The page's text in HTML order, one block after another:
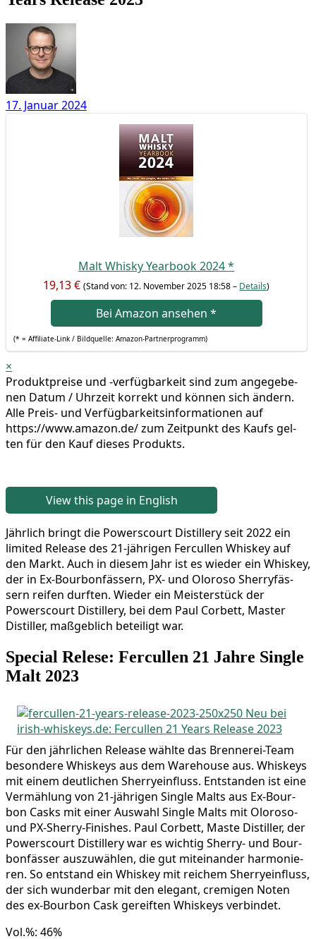
17. Januar 2024
Malt Whis­ky Year­book 2024*
19,13 € (Stand von: 12. Novem­ber 2025 18:58 – Details)
Bei Ama­zon anse­hen*
(* = Affi­lia­te-Link / Bild­quel­le: Amazon-Partnerprogramm)
×
Pro­dukt­prei­se und ‑ver­füg­bar­keit sind zum ange­ge­be­
nen Datum / Uhr­zeit kor­rekt und kön­nen sich ändern.
Alle Preis- und Ver­füg­bar­keits­in­for­ma­tio­nen auf
https://www.amazon.de/ zum Zeit­punkt des Kaufs gel­
ten für den Kauf die­ses Produkts.
View this page in English
Jähr­lich bringt die Powers­court Distil­lery seit 2022 ein
limi­t­ed Release des 21-jäh­ri­gen Fer­cul­len Whis­key auf
den Markt. Auch in die­sem Jahr ist es wie­der ein Whis­key,
der in Ex-Bour­bon­fäs­sern, PX- und Olo­ro­so Sher­ry­fäs­
sern rei­fen durf­ten. Wie­der ein Meis­ter­stück der
Powers­court Distil­lery, bei dem Paul Cor­bett, Mas­ter
Distil­ler, maß­geb­lich betei­ligt war.
Special Relese: Fercullen 21 Jahre Single
Malt 2023
Für den jähr­li­chen Release wähl­te das Bren­ne­rei-Team
beson­de­re Whis­keys aus dem Warehouse aus. Whis­keys
mit einem deut­li­chen Sher­ry­ein­fluss. Ent­stan­den ist eine
Ver­mäh­lung von 21-jäh­ri­gen Sin­gle Malts aus Ex-Bour­
bon Casks mit einer Aus­wahl Sin­gle Malts mit Olo­ro­so-
und PX-Sher­ry-Finis­hes. Paul Cor­bett, Mas­te Distil­ler, der
Powers­court Distil­lery war es wich­tig Sher­ry- und Bour­
bon­fäs­ser aus­zu­wäh­len, die gut mit­ein­an­der har­mo­nie­
ren. So ent­stand ein Whis­key mit rei­chem Sher­ry­ein­fluss,
der sich wun­der­bar mit den ele­gant, cre­mi­gen Noten
des ex-Bour­bon Cask gereif­ten Whis­keys verbindet.
Vol.%: 46%